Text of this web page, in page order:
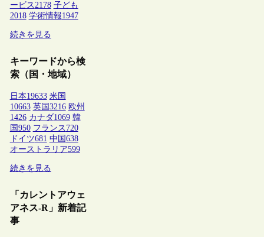
ービス2178 子ども
2018 学術情報1947
続きを見る
キーワードから検
索（国・地域）
日本19633 米国
10663 英国3216 欧州
1426 カナダ1069 韓
国950 フランス 720
ドイツ681 中国638
オーストラリア599
続きを見る
「カレントアウェ
アネス-R」新着記
事